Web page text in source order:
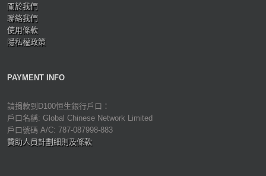
關於我們
聯絡我們
使用條款
隱私權政策
PAYMENT INFO
請捐款到D100恒生銀行戶口：
戶口名稱: Global Chinese Network Limited
戶口號碼 A/C: 787-087998-883
贊助人員計劃細則及條款